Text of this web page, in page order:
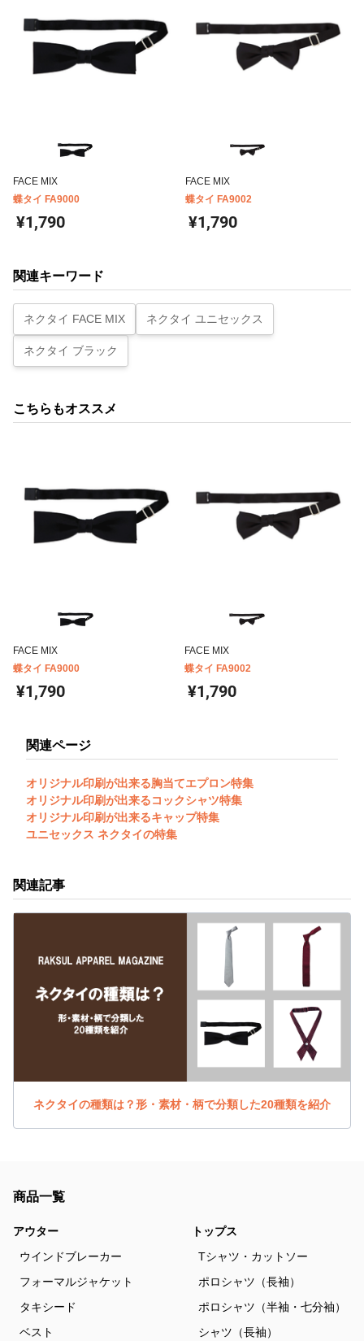
FACE MIX
蝶タイ FA9000
¥1,790
FACE MIX
蝶タイ FA9002
¥1,790
関連キーワード
ネクタイ FACE MIX ネクタイ ユニセックス
ネクタイ ブラック
こちらもオススメ
FACE MIX
蝶タイ FA9000
¥1,790
FACE MIX
蝶タイ FA9002
¥1,790
関連ページ
オリジナル印刷が出来る胸当てエプロン特集
オリジナル印刷が出来るコックシャツ特集
オリジナル印刷が出来るキャップ特集
ユニセックス ネクタイの特集
関連記事
ネクタイの種類は？形・素材・柄で分類した20種類を紹介
商品一覧
アウター
ウインドブレーカー
フォーマルジャケット
タキシード
ベスト
トップス
Tシャツ・カットソー
ポロシャツ（長袖）
ポロシャツ（半袖・七分袖）
シャツ（長袖）